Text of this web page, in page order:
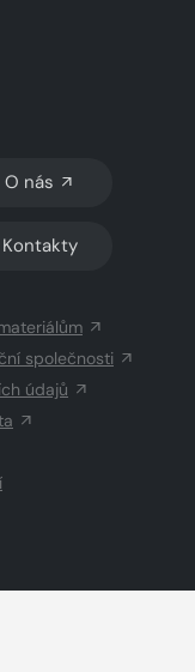
SVĚTLÝ/TMAVÝ REŽIM
O nás
Kontakty
společnosti
údajů